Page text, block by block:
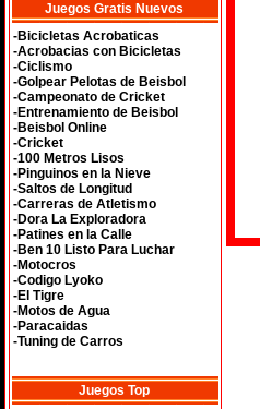
Juegos Gratis Nuevos
-Bicicletas Acrobaticas
-Acrobacias con Bicicletas
-Ciclismo
-Golpear Pelotas de Beisbol
-Campeonato de Cricket
-Entrenamiento de Beisbol
-Beisbol Online
-Cricket
-100 Metros Lisos
-Pinguinos en la Nieve
-Saltos de Longitud
-Carreras de Atletismo
-Dora La Exploradora
-Patines en la Calle
-Ben 10 Listo Para Luchar
-Motocros
-Codigo Lyoko
-El Tigre
-Motos de Agua
-Paracaidas
-Tuning de Carros
Juegos Top